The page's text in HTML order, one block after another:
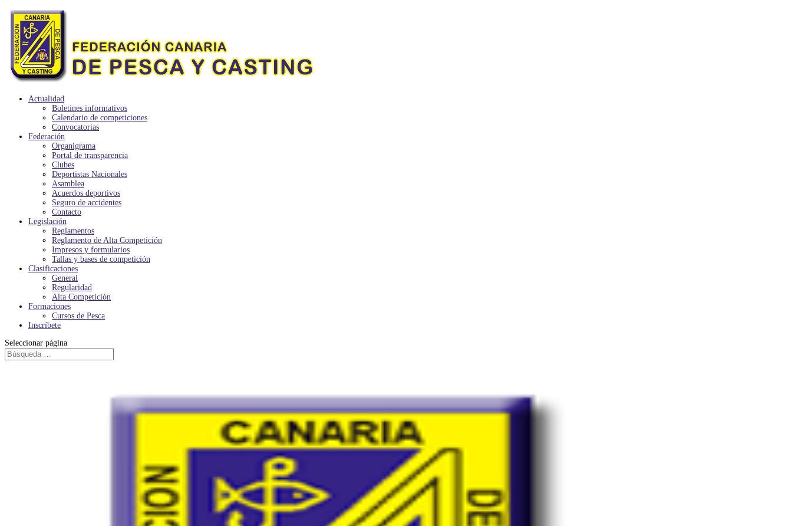
Actualidad
Boletines informativos
Calendario de competiciones
Convocatorias
Federación
Organigrama
Portal de transparencia
Clubes
Deportistas Nacionales
Asamblea
Acuerdos deportivos
Seguro de accidentes
Contacto
Legislación
Reglamentos
Reglamento de Alta Competición
Impresos y formularios
Tallas y bases de competición
Clasificaciones
General
Regularidad
Alta Competición
Formaciones
Cursos de Pesca
Inscríbete
Seleccionar página